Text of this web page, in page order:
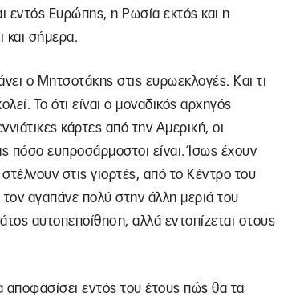
εντός Ευρώπης, η Ρωσία εκτός και η
και σήμερα.
ο Μητσοτάκης στις ευρωεκλογές. Και τι
Το ότι είναι ο μοναδικός αρχηγός
κάρτες από την Αμερική, οι
πόσο ευπροσάρμοστοι είναι. Ίσως έχουν
στέλνουν στις γιορτές, από το Κέντρο του
αγαπάνε πολύ στην άλλη μεριά του
αυτοπεποίθηση, αλλά εντοπίζεται στους
εντός του έτους πώς θα τα